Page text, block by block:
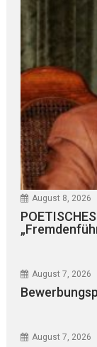
August 8, 2026
August 7, 2026
August 7, 2026